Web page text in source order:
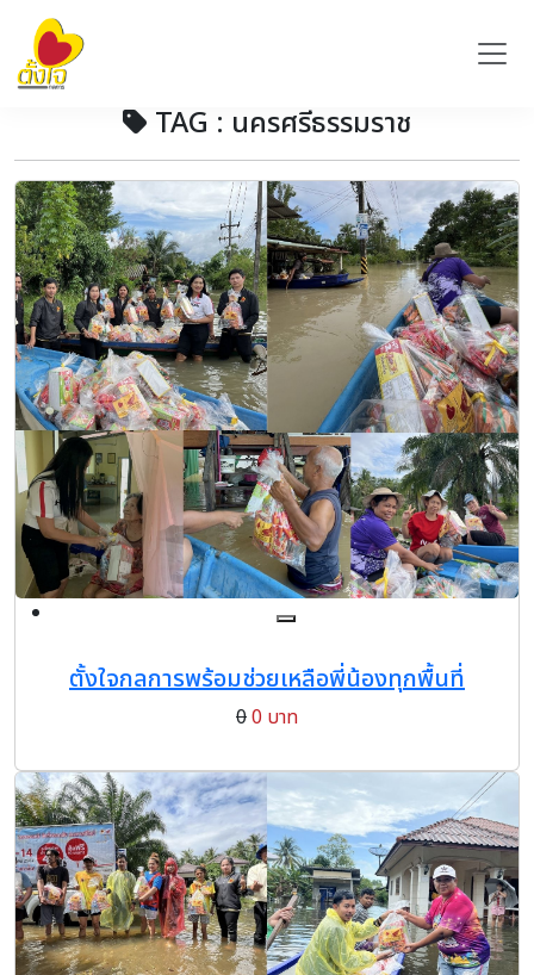
TAG : นครศรีธรรมราช
ตั้งใจกลการพร้อมช่วยเหลือพี่น้องทุกพื้นที่
00 บาท